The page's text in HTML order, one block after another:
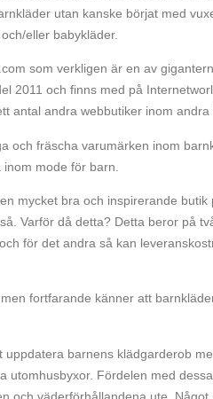
utan kanske börjat med
eller babykläder.
som verkligen är en av
2011 och finns med på
antal andra webbutiker inom andra
och fräscha varumärken inom
mode för barn.
mycket bra och inspirerande
Varför då detta? Detta beror på
för det andra så kan
fortfarande känner att
barnens klädgarderob
utomhusbyxor. Fördelen med
och väderförhållandena ute.